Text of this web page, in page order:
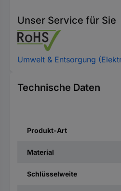
Unser Service für Sie
Umwelt & Entsorgung
Technische Daten
Produkt-Art
Material
Schlüsselweite